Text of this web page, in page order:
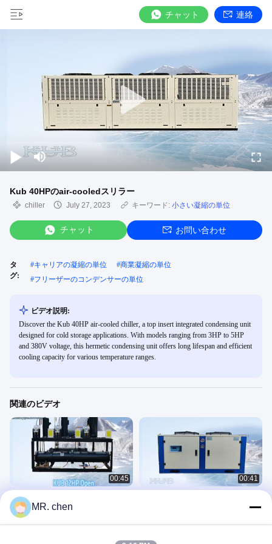
チャット 連絡
Kub 40HPのair-cooledスリラー
chiller July 27, 2023 キーワード: 小さい凝縮の単位
チャット お問い合わせ
タ
グ:
#キャリアの凝縮の単位 #商業凝縮の単位
#フリーザーのコンデンサーの単位
ビデオ説明:
Discover the Kub 40HP air-cooled chiller, a top insert integrated condensing unit
designed for cold storage applications. With models ranging from 3HP to 5HP
and 380V voltage, this hermetic condensing unit offers long lifespan and efficient
cooling capacity for various temperature ranges.
関連のビデオ
00:45
3HP+5HP+10HPのオープン水冷却冷
却機
Chiller
00:41
MR. chen